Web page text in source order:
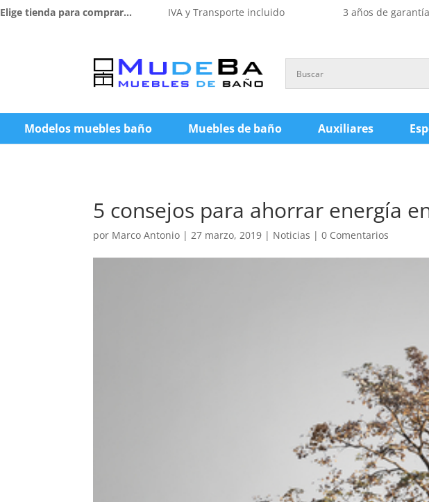
Elige tienda para comprar... IVA y Transporte incluido 3 años de garantía
Modelos muebles baño Muebles de baño Auxiliares
5 consejos para ahorrar energía
por Marco Antonio |27 marzo, 2019 | Noticias |0 Comentarios